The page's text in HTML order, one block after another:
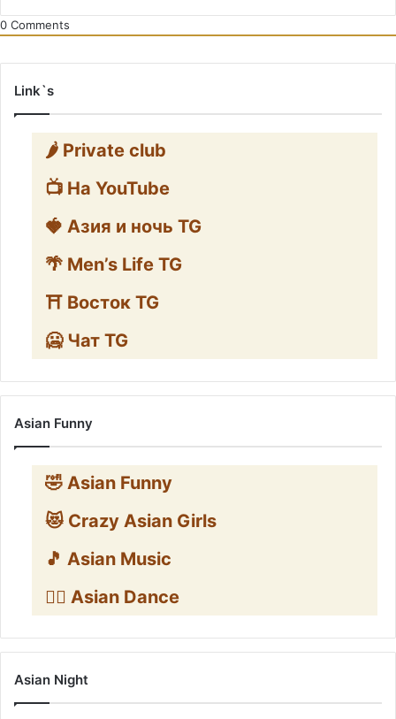
0 Comments
Link`s
🌶️ Private club
📺 На YouTube
🍓 Азия и ночь TG
🌴 Men’s Life TG
⛩️ Восток TG
🥶 Чат TG
Asian Funny
🤣 Asian Funny
😻 Crazy Asian Girls
🎵 Asian Music
👯‍♀️ Asian Dance
Asian Night